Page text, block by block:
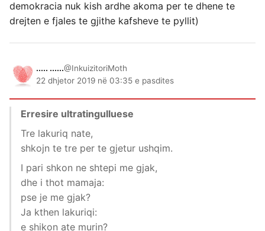
demokracia nuk kish ardhe akoma per te dhene te
drejten e fjales te gjithe kafsheve te pyllit)
..... ......@InkuizitoriMoth
22 dhjetor 2019 në 03:35 e pasdites
Erresire ultratingulluese
Tre lakuriq nate,
shkojn te tre per te gjetur ushqim.
I pari shkon ne shtepi me gjak,
dhe i thot mamaja:
pse je me gjak?
Ja kthen lakuriqi:
e shikon ate murin?